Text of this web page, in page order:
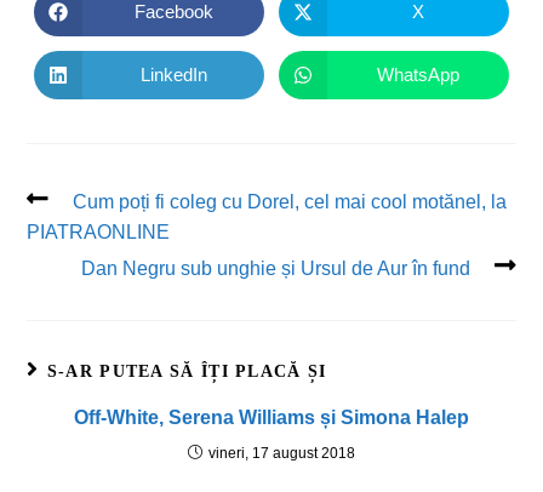
Facebook X
LinkedIn WhatsApp
Cum poți fi coleg cu Dorel, cel mai cool motănel, la
PIATRAONLINE
Dan Negru sub unghie și Ursul de Aur în fund
S-AR PUTEA SĂ ÎȚI PLACĂ ȘI
Off-White, Serena Williams și Simona Halep
vineri, 17 august 2018